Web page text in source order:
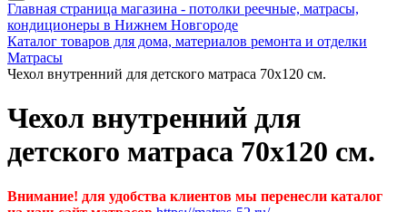
Главная страница магазина - потолки реечные, матрасы,
кондиционеры в Нижнем Новгороде
Каталог товаров для дома, материалов ремонта и отделки
Матрасы
Чехол внутренний для детского матраса 70х120 см.
Чехол внутренний для
детского матраса 70х120 см.
Внимание! для удобства клиентов мы перенесли каталог